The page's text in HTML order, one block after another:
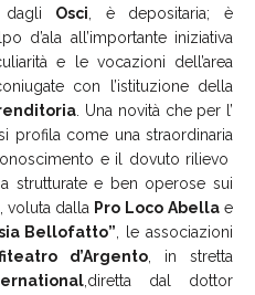
dagli Osci, è depositaria; è
d’ala all’importante iniziativa
e le vocazioni dell’area
con l’istituzione della
. Una novità che per l’
profila come una straordinaria
e il dovuto rilievo
strutturate e ben operose sui
voluta dalla Pro Loco Abella e
Bellofatto”, le associazioni
d’Argento, in stretta
,diretta dal dottor